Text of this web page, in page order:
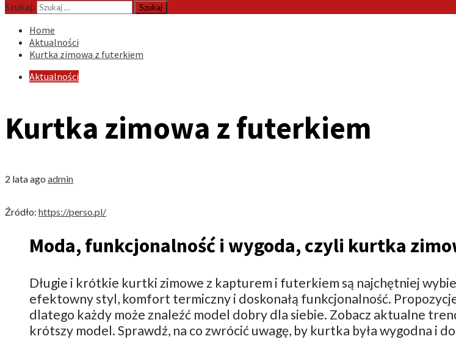
Szukaj:
Home
Aktualności
Kurtka zimowa z futerkiem
Aktualności
Kurtka zimowa z futerkiem
2 lata ago admin
Źródło: https://perso.pl/
Moda, funkcjonalność i wygoda, czyli kurtka
Długie i krótkie kurtki zimowe z kapturem i futerkiem są najchętniej
efektowny styl, komfort termiczny i doskonałą funkcjonalność.
dlatego każdy może znaleźć model dobry dla siebie. Zobacz aktualne
krótszy model. Sprawdź, na co zwrócić uwagę, by kurtka była wygodna i